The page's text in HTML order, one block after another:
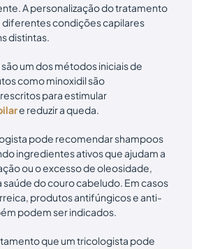
A personalização do tratamento
diferentes condições capilares
distintas.
um dos métodos iniciais de
como minoxidil são
para estimular
e reduzir a queda.
pode recomendar shampoos
ingredientes ativos que ajudam a
ou o excesso de oleosidade,
do couro cabeludo. Em casos
produtos antifúngicos e anti-
podem ser indicados.
que um tricologista pode